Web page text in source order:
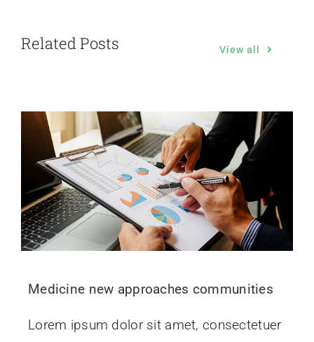
Related Posts View all
Medicine new approaches communities
Lorem ipsum dolor sit amet, consectetuer